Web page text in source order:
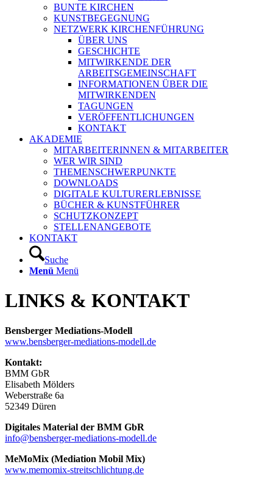
BUNTE KIRCHEN
KUNSTBEGEGNUNG
NETZWERK KIRCHENFÜHRUNG
ÜBER UNS
GESCHICHTE
MITWIRKENDE DER
ARBEITSGEMEINSCHAFT
INFORMATIONEN ÜBER DIE
MITWIRKENDEN
TAGUNGEN
VERÖFFENTLICHUNGEN
KONTAKT
AKADEMIE
MITARBEITERINNEN & MITARBEITER
WER WIR SIND
THEMENSCHWERPUNKTE
DOWNLOADS
DIGITALE KULTURERLEBNISSE
BÜCHER & KUNSTFÜHRER
SCHUTZKONZEPT
STELLENANGEBOTE
KONTAKT
Suche
Menü Menü
LINKS & KONTAKT
Bensberger Mediations-Modell
www.bensberger-mediations-modell.de
Kontakt:
BMM GbR
Elisabeth Mölders
Weberstraße 6a
52349 Düren
Digitales Material der BMM GbR
info@bensberger-mediations-modell.de
MeMoMix (Mediation Mobil Mix)
www.memomix-streitschlichtung.de